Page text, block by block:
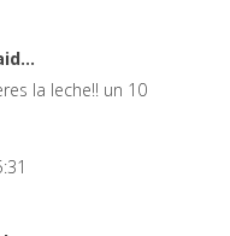
la leche!! un 10